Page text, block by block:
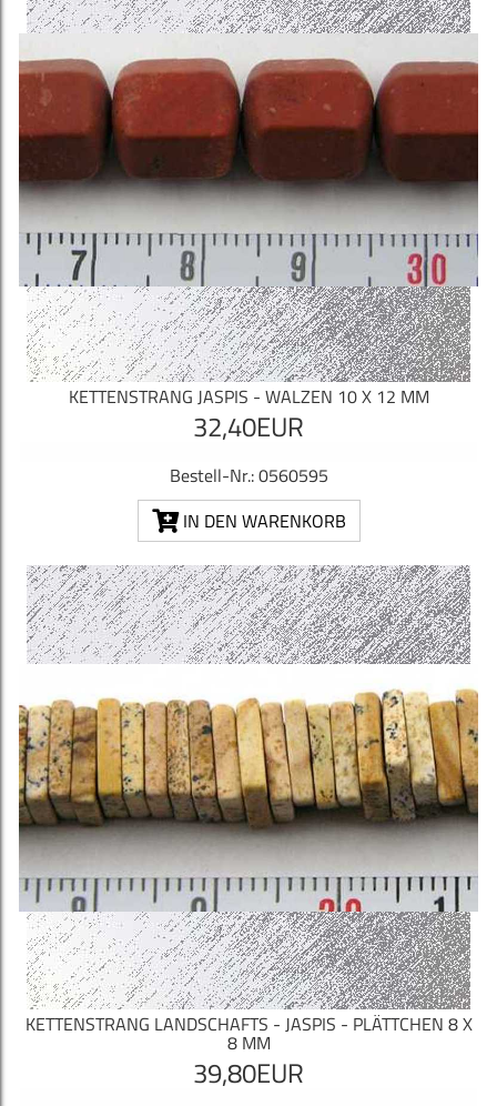
KETTENSTRANG JASPIS - WALZEN 10 X 12 MM
32,40EUR
Bestell-Nr.: 0560595
IN DEN WARENKORB
KETTENSTRANG LANDSCHAFTS - JASPIS - PLÄTTCHEN 8 X
8 MM
39,80EUR